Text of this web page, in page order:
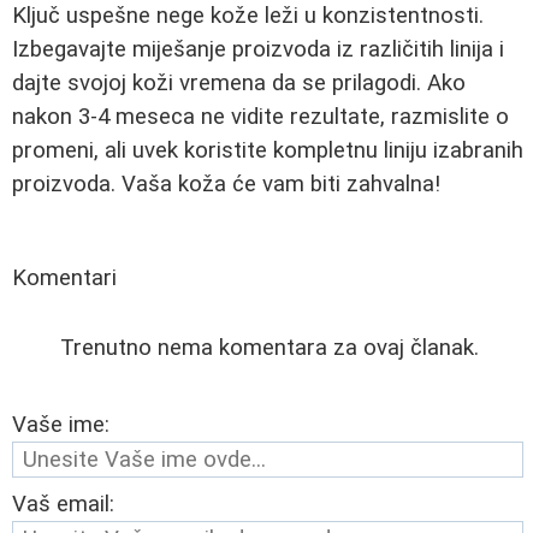
Ključ uspešne nege kože leži u konzistentnosti.
Izbegavajte miješanje proizvoda iz različitih linija i
dajte svojoj koži vremena da se prilagodi. Ako
nakon 3-4 meseca ne vidite rezultate, razmislite o
promeni, ali uvek koristite kompletnu liniju izabranih
proizvoda. Vaša koža će vam biti zahvalna!
Komentari
Trenutno nema komentara za ovaj članak.
Vaše ime:
Vaš email: